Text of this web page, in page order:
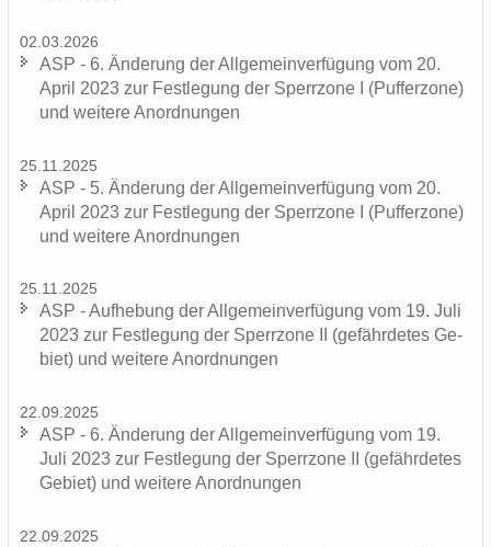
02.03.2026
ASP - 6. Än­de­rung der All­ge­mein­ver­fü­gung vom 20.
April 2023 zur Fest­le­gung der Sperr­zo­ne I (Puf­fer­zo­ne)
und wei­te­re An­ord­nun­gen
25.11.2025
ASP - 5. Än­de­rung der All­ge­mein­ver­fü­gung vom 20.
April 2023 zur Fest­le­gung der Sperr­zo­ne I (Puf­fer­zo­ne)
und wei­te­re An­ord­nun­gen
25.11.2025
ASP - Auf­he­bung der All­ge­mein­ver­fü­gung vom 19. Juli
2023 zur Fest­le­gung der Sperr­zo­ne II (ge­fähr­de­tes Ge­
biet) und wei­te­re An­ord­nun­gen
22.09.2025
ASP - 6. Än­de­rung der All­ge­mein­ver­fü­gung vom 19.
Juli 2023 zur Fest­le­gung der Sperr­zo­ne II (ge­fähr­de­tes
Ge­biet) und wei­te­re An­ord­nun­gen
22.09.2025